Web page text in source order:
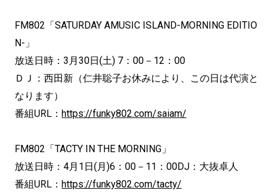
FM802「SATURDAY AMUSIC ISLAND-MORNING EDITIO
N-」
放送日時：3月30日(土) 7：00－12：00
ＤＪ：西田新（仁井聡子お休みにより、この日は代演と
なります）
番組URL： https://funky802.com/saiam/
FM802「TACTY IN THE MORNING」
放送日時：4月1日(月)6：00－11：00DJ：大抜卓人
番組URL： https://funky802.com/tacty/